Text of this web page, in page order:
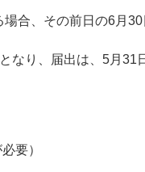
合、その前日の6月
なり、届出は、5月31
要）